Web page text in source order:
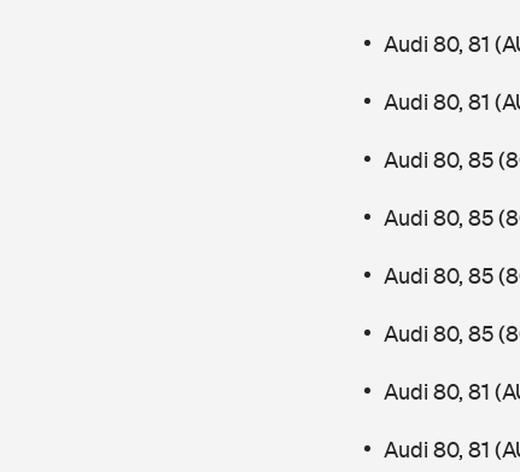
Audi 80, 81
Audi 80, 81
Audi 80, 85
Audi 80, 85
Audi 80, 85
Audi 80, 85
Audi 80, 81
Audi 80, 81